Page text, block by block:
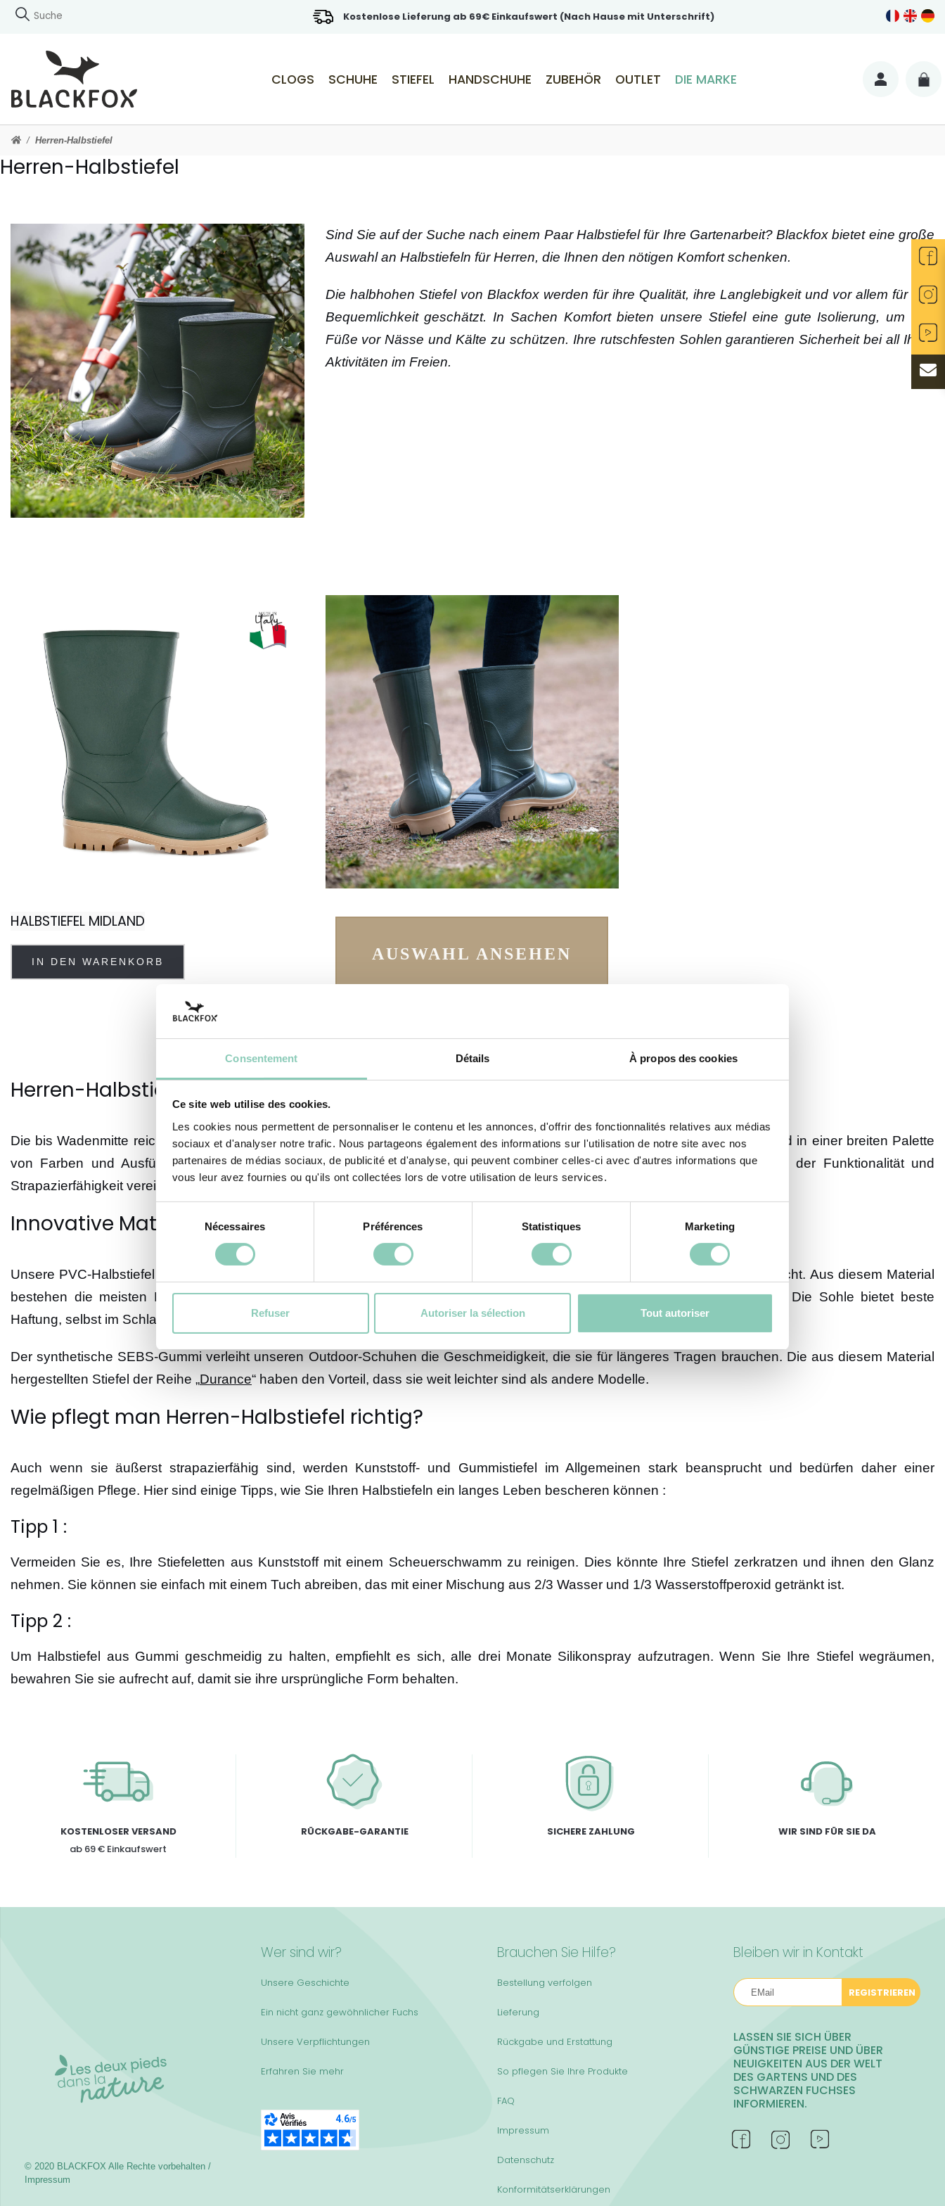
Consentement Détails À propos des cookies
Ce site web utilise des cookies.
Les cookies nous permettent de personnaliser le contenu et les annonces, d'offrir des fonctionnalités relatives aux médias
sociaux et d'analyser notre trafic. Nous partageons également des informations sur l'utilisation de notre site avec nos
partenaires de médias sociaux, de publicité et d'analyse, qui peuvent combiner celles-ci avec d'autres informations que
vous leur avez fournies ou qu'ils ont collectées lors de votre utilisation de leurs services.
du
consentement
Nécessaires Préférences Statistiques Marketing
Refuser Autoriser la sélection Tout autoriser
Kostenlose Lieferung ab 69€ Einkaufswert (Nach Hause mit Unterschrift)
CLOGS SCHUHE STIEFEL HANDSCHUHE ZUBEHÖR OUTLET DIE MARKE
Herren-Halbstiefel
Herren-Halbstiefel
Sind Sie auf der Suche nach einem Paar Halbstiefel für Ihre Gartenarbeit? Blackfox bietet eine große
Auswahl an Halbstiefeln für Herren, die Ihnen den nötigen Komfort schenken.
Die halbhohen Stiefel von Blackfox werden für ihre Qualität, ihre Langlebigkeit und vor allem für ihre
Bequemlichkeit geschätzt. In Sachen Komfort bieten unsere Stiefel eine gute Isolierung, um Ihre
Füße vor Nässe und Kälte zu schützen. Ihre rutschfesten Sohlen garantieren Sicherheit bei all Ihren
Aktivitäten im Freien.
HALBSTIEFEL MIDLAND
IN DEN WARENKORB AUSWAHL ANSEHEN
Herren-Halbstiefel mit einzigartigem Design
Die bis Wadenmitte reichenden Blackfox-Stiefel kombinieren Schutz und Stil. Die aus Gummi oder PVC gefertigten Modelle sind in einer breiten Palette
von Farben und Ausführungen erhältlich. Entdecken Sie unter anderem dieMidland-Halbstiefelin einem klassischen Stil, der Funktionalität und
Strapazierfähigkeit vereint. Sie sind sehr leicht und lassen sich einfach anziehen.
Innovative Materialien
Unsere PVC-Halbstiefel sind wasserdichte und langlebige Schuhwaren der Extraklasse. Das abriebfeste PVC ist sehr pflegeleicht. Aus diesem Material
bestehen die meisten Modelle der Herrenstiefelpalette. Gummi verleiht unseren Halbstiefeln eine unvergleichliche Qualität. Die Sohle bietet beste
Haftung, selbst im Schlamm.
Der synthetische SEBS-Gummi verleiht unseren Outdoor-Schuhen die Geschmeidigkeit, die sie für längeres Tragen brauchen. Die aus diesem Material
hergestellten Stiefel der Reihe „Durance“ haben den Vorteil, dass sie weit leichter sind als andere Modelle.
Wie pflegt man Herren-Halbstiefel richtig?
Auch wenn sie äußerst strapazierfähig sind, werden Kunststoff- und Gummistiefel im Allgemeinen stark beansprucht und bedürfen daher einer
regelmäßigen Pflege. Hier sind einige Tipps, wie Sie Ihren Halbstiefeln ein langes Leben bescheren können :
Tipp 1 :
Vermeiden Sie es, Ihre Stiefeletten aus Kunststoff mit einem Scheuerschwamm zu reinigen. Dies könnte Ihre Stiefel zerkratzen und ihnen den Glanz
nehmen. Sie können sie einfach mit einem Tuch abreiben, das mit einer Mischung aus 2/3 Wasser und 1/3 Wasserstoffperoxid getränkt ist.
Tipp 2 :
Um Halbstiefel aus Gummi geschmeidig zu halten, empfiehlt es sich, alle drei Monate Silikonspray aufzutragen. Wenn Sie Ihre Stiefel wegräumen,
bewahren Sie sie aufrecht auf, damit sie ihre ursprüngliche Form behalten.
KOSTENLOSER VERSAND
ab 69 € Einkaufswert
RÜCKGABE-GARANTIE SICHERE ZAHLUNG WIR SIND FÜR SIE DA
Bleiben wir in Kontakt
REGISTRIEREN
LASSEN SIE SICH ÜBER
GÜNSTIGE PREISE UND ÜBER
NEUIGKEITEN AUS DER WELT
DES GARTENS UND DES
SCHWARZEN FUCHSES
INFORMIEREN.
Wer sind wir?
Unsere Geschichte
Ein nicht ganz gewöhnlicher Fuchs
Unsere Verpflichtungen
Erfahren Sie mehr
Brauchen Sie Hilfe?
Bestellung verfolgen
Lieferung
Rückgabe und Erstattung
So pflegen Sie Ihre Produkte
FAQ
Impressum
Datenschutz
Konformitätserklärungen
© 2020 BLACKFOX Alle Rechte vorbehalten /
Impressum